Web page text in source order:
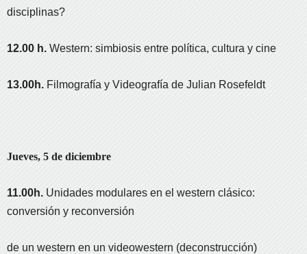
disciplinas?
12.00 h. Western: simbiosis entre política, cultura y cine
13.00h. Filmografía y Videografía de Julian Rosefeldt
Jueves, 5 de diciembre
11.00h. Unidades modulares en el western clásico:
conversión y reconversión
de un western en un videowestern (deconstrucción)